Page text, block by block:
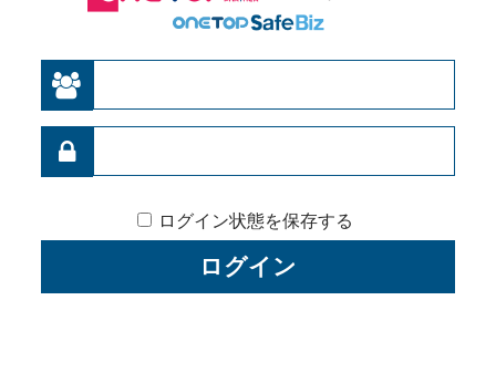
ログイン状態を保存する